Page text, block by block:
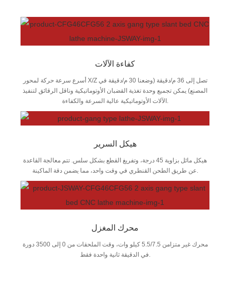
كفاءة الآلات
أسرع سرعة حركة لمحور X/Z تصل إلى 36 م/دقيقة (وضعنا 30 م/دقيقة في
المصنع) يمكن تجميع وحدة تغذية القضبان الأوتوماتيكية وناقل الرقائق لتنفيذ
الآلات الأوتوماتيكية عالية السرعة والكفاءة.
هيكل السرير
هيكل مائل بزاوية 45 درجة، وتفريغ القطع بشكل سلس. تتم معالجة القاعدة
محرك المغزل
محرك غير متزامن 5.5/7.5 كيلو وات، وقت الملحقات من 0 إلى 3500 دورة